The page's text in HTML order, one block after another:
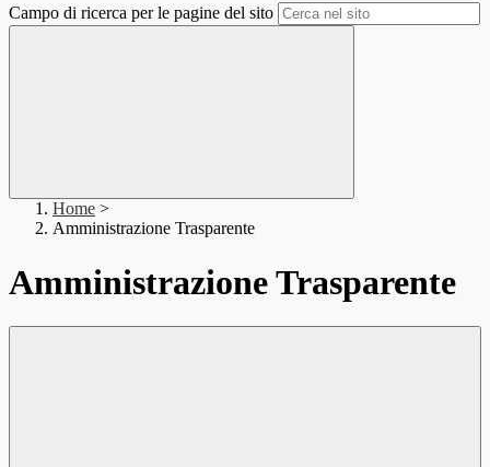
Campo di ricerca per le pagine del sito
Home >
Amministrazione Trasparente
Amministrazione Trasparente